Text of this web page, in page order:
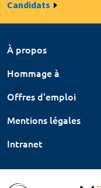
Candidats
À propos
Hommage à
Offres d'emploi
Mentions légales
Intranet